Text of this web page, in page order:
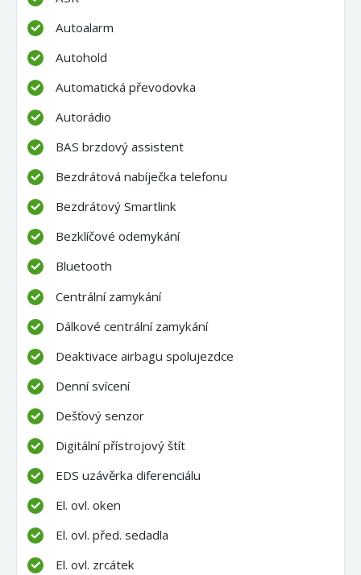
Autoalarm
Autohold
Automatická převodovka
Autorádio
BAS brzdový assistent
Bezdrátová nabíječka telefonu
Bezdrátový Smartlink
Bezklíčové odemykání
Bluetooth
Centrální zamykání
Dálkové centrální zamykání
Deaktivace airbagu spolujezdce
Denní svícení
Dešťový senzor
Digitální přístrojový štít
EDS uzávěrka diferenciálu
El. ovl. oken
El. ovl. před. sedadla
El. ovl. zrcátek